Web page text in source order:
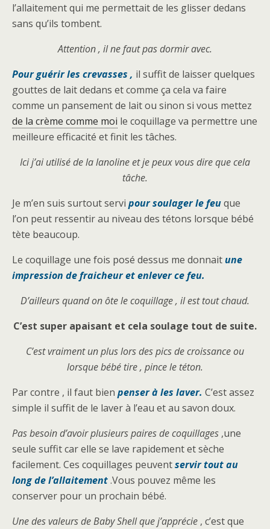
l’allaitement qui me permettait de les glisser dedans
sans qu’ils tombent.
Attention , il ne faut pas dormir avec.
Pour guérir les crevasses , il suffit de laisser quelques
gouttes de lait dedans et comme ça cela va faire
comme un pansement de lait ou sinon si vous mettez
de la crème comme moi le coquillage va permettre une
meilleure efficacité et finit les tâches.
Ici j’ai utilisé de la lanoline et je peux vous dire que cela
tâche.
Je m’en suis surtout servi pour soulager le feuque
l’on peut ressentir au niveau des tétons lorsque bébé
tète beaucoup.
Le coquillage une fois posé dessus me donnait une
impression de fraicheur et enlever ce feu.
D’ailleurs quand on ôte le coquillage , il est tout chaud.
C’est super apaisant et cela soulage tout de suite.
C’est vraiment un plus lors des pics de croissance ou
lorsque bébé tire , pince le téton.
Par contre , il faut bien penser à les laver. C’est assez
simple il suffit de le laver à l’eau et au savon doux.
Pas besoin d’avoir plusieurs paires de coquillages ,une
seule suffit car elle se lave rapidement et sèche
facilement. Ces coquillages peuventservir tout au
long de l’allaitement.Vous pouvez même les
conserver pour un prochain bébé.
Une des valeurs de Baby Shell que j’apprécie , c’est que